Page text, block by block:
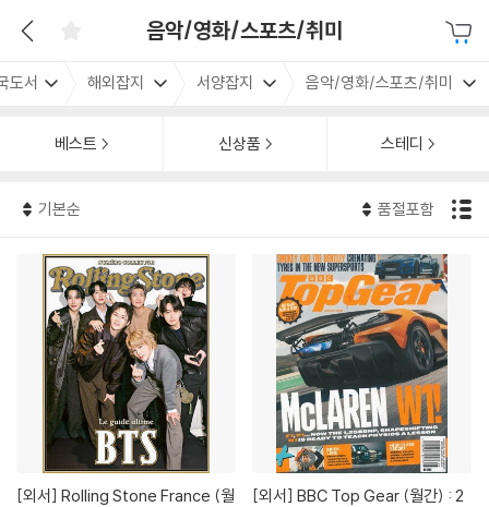
음악/영화/스포츠/취미
도서 해외잡지 서양잡지 음악/영화/스포츠/취미
베스트 신상품 스테디
기본순 품절포함
[외서] [외서]